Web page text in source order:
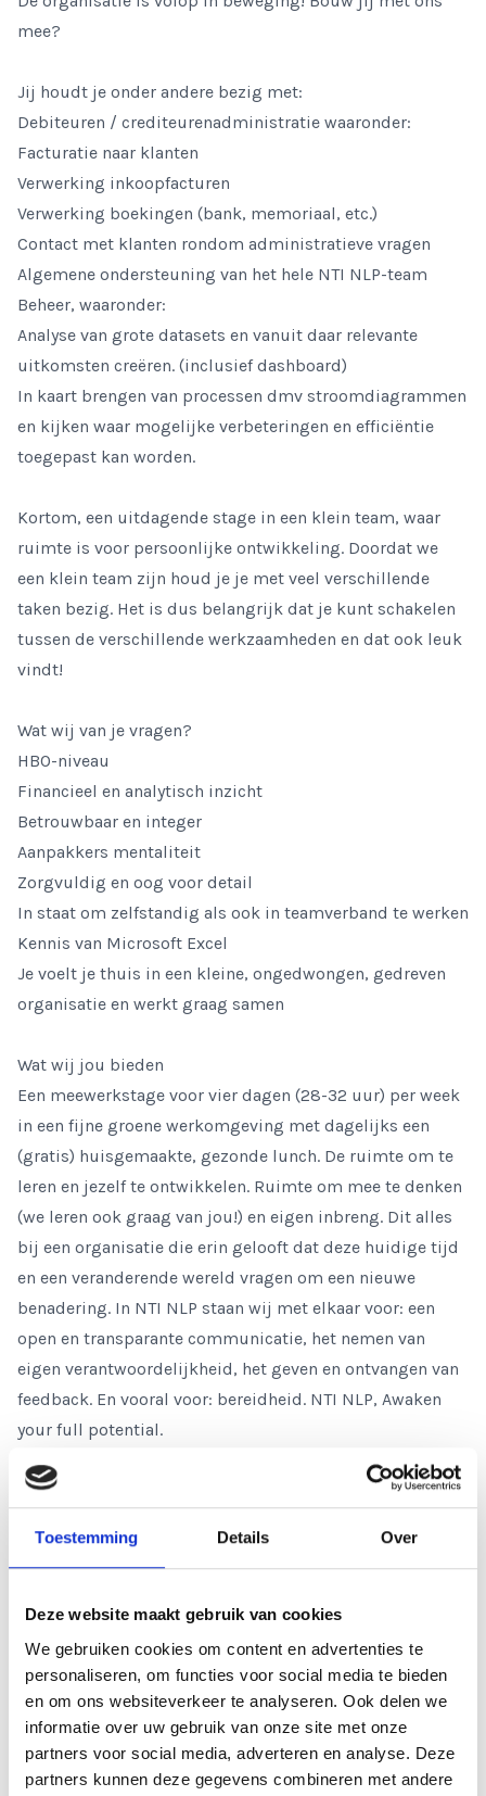
Toestemming Details Over
Deze website maakt gebruik van cookies
We gebruiken cookies om content en advertenties te
personaliseren, om functies voor social media te bieden
en om ons websiteverkeer te analyseren. Ook delen we
informatie over uw gebruik van onze site met onze
partners voor social media, adverteren en analyse. Deze
partners kunnen deze gegevens combineren met andere
mee?
Jij houdt je onder andere bezig met:
Debiteuren / crediteurenadministratie waaronder:
Facturatie naar klanten
Verwerking inkoopfacturen
Verwerking boekingen (bank, memoriaal, etc.)
Contact met klanten rondom administratieve vragen
Algemene ondersteuning van het hele NTI NLP-team
Beheer, waaronder:
Analyse van grote datasets en vanuit daar relevante
uitkomsten creëren. (inclusief dashboard)
In kaart brengen van processen dmv stroomdiagrammen
en kijken waar mogelijke verbeteringen en efficiëntie
toegepast kan worden.
Kortom, een uitdagende stage in een klein team, waar
ruimte is voor persoonlijke ontwikkeling. Doordat we
een klein team zijn houd je je met veel verschillende
taken bezig. Het is dus belangrijk dat je kunt schakelen
tussen de verschillende werkzaamheden en dat ook leuk
vindt!
Wat wij van je vragen?
HBO-niveau
Financieel en analytisch inzicht
Betrouwbaar en integer
Aanpakkers mentaliteit
Zorgvuldig en oog voor detail
In staat om zelfstandig als ook in teamverband te werken
Kennis van Microsoft Excel
Je voelt je thuis in een kleine, ongedwongen, gedreven
organisatie en werkt graag samen
Wat wij jou bieden
Een meewerkstage voor vier dagen (28-32 uur) per week
in een fijne groene werkomgeving met dagelijks een
(gratis) huisgemaakte, gezonde lunch. De ruimte om te
leren en jezelf te ontwikkelen. Ruimte om mee te denken
(we leren ook graag van jou!) en eigen inbreng. Dit alles
bij een organisatie die erin gelooft dat deze huidige tijd
en een veranderende wereld vragen om een nieuwe
benadering. In NTI NLP staan wij met elkaar voor: een
open en transparante communicatie, het nemen van
eigen verantwoordelijkheid, het geven en ontvangen van
feedback. En vooral voor: bereidheid. NTI NLP, Awaken
your full potential.
Jouw reactie
van jou! We zien heel graag je
naarjosee@ntinlp.nl o.v.v. vacature HBO meewerkstage
Finance & Beheer.